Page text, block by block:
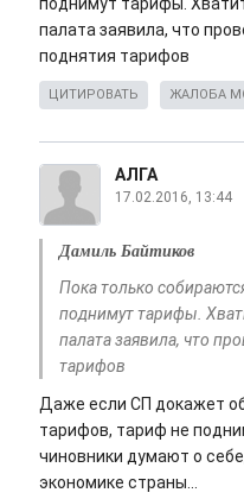
поднимут тарифы.
палата заявила, что
поднятия тарифов
ЦИТИРОВАТЬ ЖАЛОБА
АЛГА
17.02.2016, 13:44
Дамиль Байтиков
Пока только
поднимут тарифы.
палата заявила, что
тарифов
Даже если СП докажет
тарифов, тариф не
чиновники думают о
экономике страны...